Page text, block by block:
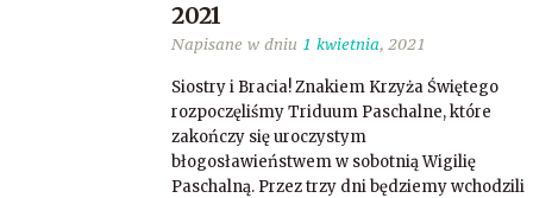
2021
Napisane w dniu 1 kwietnia, 2021
Siostry i Bracia! Znakiem Krzyża Świętego
rozpoczęliśmy Triduum Paschalne, które
zakończy się uroczystym
błogosławieństwem w sobotnią Wigilię
Paschalną. Przez trzy dni będziemy wchodzili